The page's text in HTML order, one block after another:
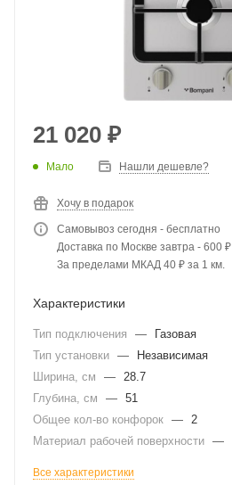
21 020 ₽
Мало Нашли дешевле?
Хочу в подарок
Самовывоз сегодня - бесплатно
Доставка по Москве завтра - 600 ₽
За пределами МКАД 40 ₽ за 1 км.
Характеристики
Тип подключения —
Газовая
Тип установки —
Независимая
Ширина, см
— 28.7
Глубина, см
— 51
Общее кол-во конфорок — 2
Материал рабочей поверхности —
Все характеристики